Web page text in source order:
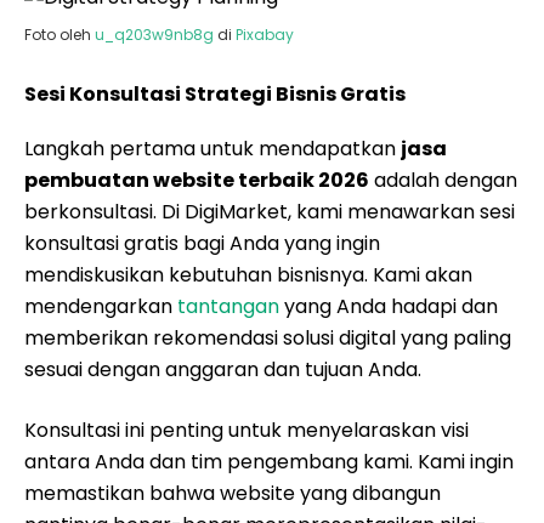
Foto oleh u_q203w9nb8g di Pixabay
Sesi Konsultasi Strategi Bisnis Gratis
Langkah pertama untuk mendapatkan jasa
pembuatan website terbaik 2026 adalah dengan
berkonsultasi. Di DigiMarket, kami menawarkan sesi
konsultasi gratis bagi Anda yang ingin
mendiskusikan kebutuhan bisnisnya. Kami akan
mendengarkan tantanganyang Anda hadapi dan
memberikan rekomendasi solusi digital yang paling
sesuai dengan anggaran dan tujuan Anda.
Konsultasi ini penting untuk menyelaraskan visi
antara Anda dan tim pengembang kami. Kami ingin
memastikan bahwa website yang dibangun